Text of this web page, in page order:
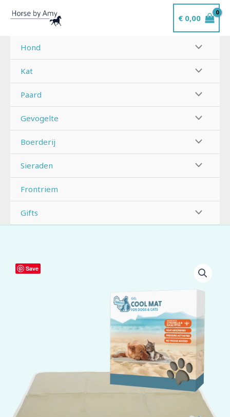
naar
inhoud
€0,00
Hond
Kat
Paard
Gevogelte
Boerderij
Sieraden
Frontriem
Gifts
Save
Coolpets
Gel